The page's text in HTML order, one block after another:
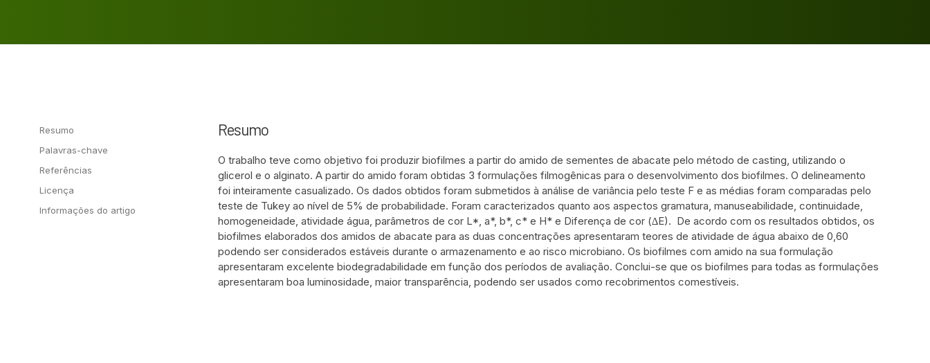
Resumo
Palavras-chave
Referências
Licença
Informações do artigo
Resumo
O trabalho teve como objetivo foi produzir biofilmes a partir do amido de sementes de abacate pelo método de casting, utilizando o
glicerol e o alginato. A partir do amido foram obtidas 3 formulações filmogênicas para o desenvolvimento dos biofilmes. O delineamento
foi inteiramente casualizado. Os dados obtidos foram submetidos à análise de variância pelo teste F e as médias foram comparadas pelo
teste de Tukey ao nível de 5% de probabilidade. Foram caracterizados quanto aos aspectos gramatura, manuseabilidade, continuidade,
homogeneidade, atividade água, parâmetros de cor L*, a*, b*, c* e H* e Diferença de cor (∆E). De acordo com os resultados obtidos, os
biofilmes elaborados dos amidos de abacate para as duas concentrações apresentaram teores de atividade de água abaixo de 0,60
podendo ser considerados estáveis durante o armazenamento e ao risco microbiano. Os biofilmes com amido na sua formulação
apresentaram excelente biodegradabilidade em função dos períodos de avaliação. Conclui-se que os biofilmes para todas as formulações
apresentaram boa luminosidade, maior transparência, podendo ser usados como recobrimentos comestíveis.